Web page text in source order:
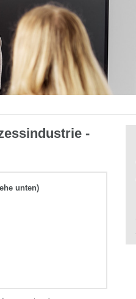
-
unten)